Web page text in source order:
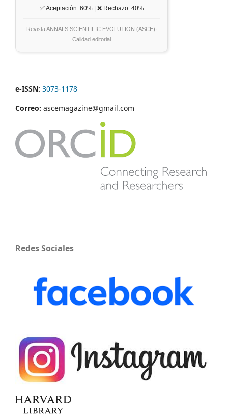
✅ Aceptación: 60% | ❌ Rechazo: 40%
Revista ANNALS SCIENTIFIC EVOLUTION (ASCE)·
Calidad editorial
e-ISSN: 3073-1178
Correo: ascemagazine@gmail.com
Redes Sociales